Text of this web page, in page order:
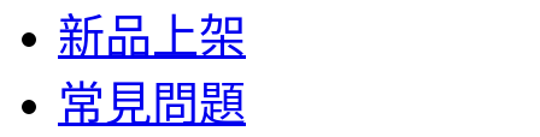
新品上架
常見問題